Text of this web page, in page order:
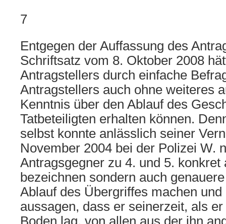
7
Entgegen der Auffassung des
Schriftsatz vom 8. Oktober 2008
Antragstellers durch einfache
Antragstellers auch ohne weiteres
Kenntnis über den Ablauf des
Tatbeteiligten erhalten können.
selbst konnte anlässlich seiner
November 2004 bei der Polizei W.
Antragsgegner zu 4. und 5. konkret
bezeichnen sondern auch
Ablauf des Übergriffes machen
aussagen, dass er seinerzeit, als
Boden lag, von allen aus der ihn